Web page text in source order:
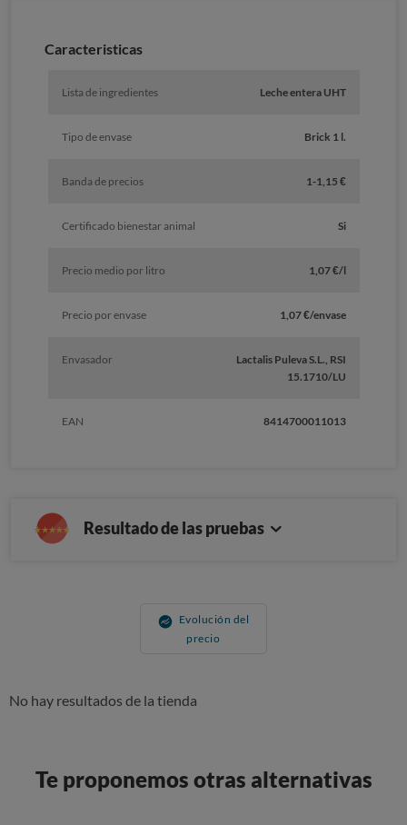
Caracteristicas
Lista de ingredientes Leche entera UHT
Tipo de envase Brick 1 l.
Banda de precios 1-1,15 €
Certificado bienestar animal Si
Precio medio por litro 1,07 €/l
Precio por envase 1,07 €/envase
Envasador
Lactalis Puleva S.L., RSI
15.1710/LU
EAN 8414700011013
Resultado de las pruebas
Evolución del
precio
No hay resultados de la tienda
Te proponemos otras alternativas